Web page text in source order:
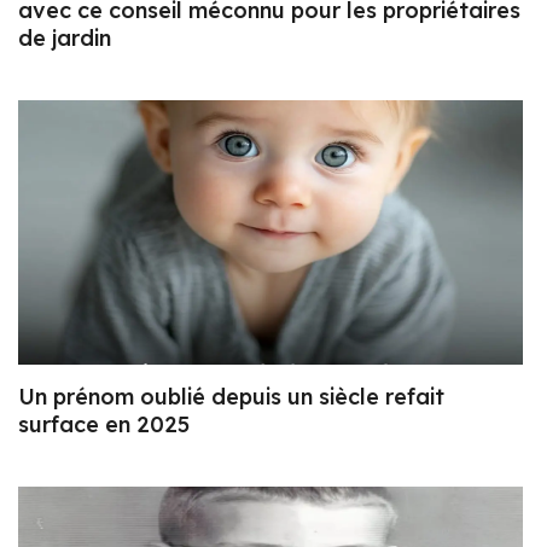
avec ce conseil méconnu pour les propriétaires
de jardin
Un prénom oublié depuis un siècle refait
surface en 2025